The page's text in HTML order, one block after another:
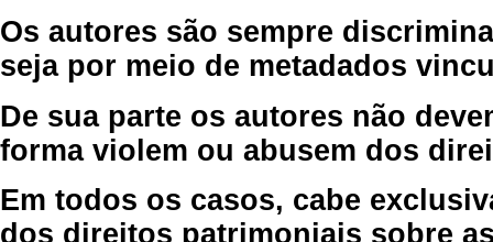
Os autores são sempre
seja por meio de metadados
De sua parte os autores não
forma violem ou abusem dos
Em todos os casos, cabe
dos direitos patrimoniais sobre